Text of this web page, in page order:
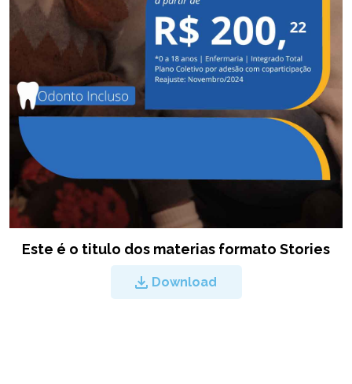
Este é o titulo dos materias formato Stories
Download